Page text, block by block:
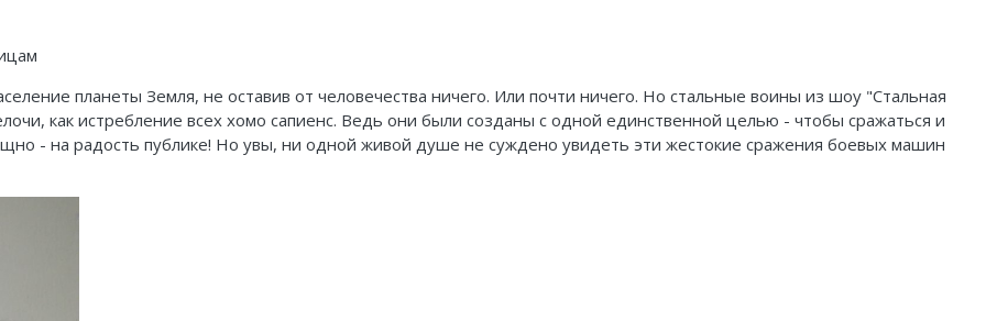
планеты Земля, не оставив от человечества ничего. Или почти ничего. Но стальные воины из шоу "Стальная
как истребление всех хомо сапиенс. Ведь они были созданы с одной единственной целью - чтобы сражаться и
- на радость публике! Но увы, ни одной живой душе не суждено увидеть эти жестокие сражения боевых машин